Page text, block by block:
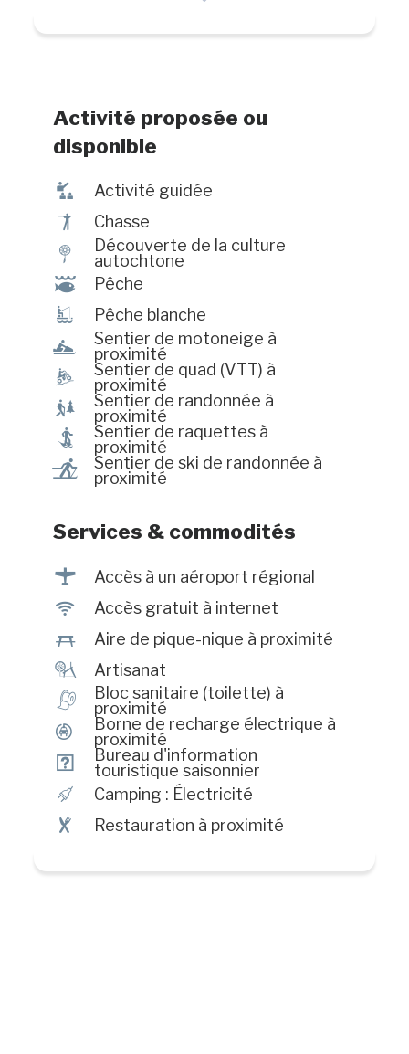
Activité proposée ou
disponible
î Activité guidée
Ã Chasse
z
Découverte de la culture
autochtone
@ Pêche
Î Pêche blanche
n
Sentier de motoneige à
proximité
ä
Sentier de quad (VTT) à
proximité
&
Sentier de randonnée à
proximité
ó
Sentier de raquettes à
proximité
r
Sentier de ski de randonnée à
proximité
Services & commodités
< Accès à un aéroport régional
J Accès gratuit à internet
h Aire de pique-nique à proximité
£ Artisanat
h
Bloc sanitaire (toilette) à
proximité
P
Borne de recharge électrique à
proximité
?
Bureau d'information
touristique saisonnier
é Camping : Électricité
¶ Restauration à proximité